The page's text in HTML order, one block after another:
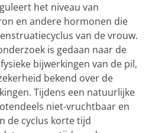
het niveau van
en andere hormonen die
van de vrouw.
is gedaan naar de
bijwerkingen van de pil,
bekend over de
Tijdens een natuurlijke
niet-vruchtbaar en
de cyclus korte tijd